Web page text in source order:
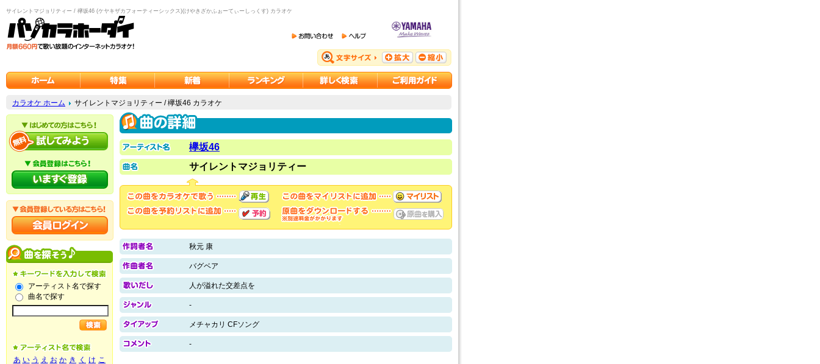
サイレントマジョリティー / 欅坂46 (ケヤキザカフォーティーシックス)(けやきざかふぉーてぃーしっくす) カラオケ
カラオケ ホーム サイレントマジョリティー / 欅坂46 カラオケ
アーティスト名で探す
曲名で探す
あ い う え お か き く け こ
欅坂46
サイレントマジョリティー
秋元 康
バグベア
人が溢れた交差点を
-
メチャカリ CFソング
-